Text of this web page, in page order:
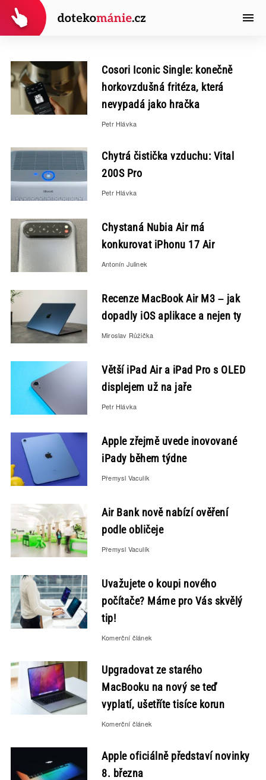
Cosori Iconic Single: konečně
horkovzdušná fritéza, která
nevypadá jako hračka
Petr Hlávka
Chytrá čistička vzduchu: Vital
200S Pro
Petr Hlávka
Chystaná Nubia Air má
konkurovat iPhonu 17 Air
Antonín Julinek
Recenze MacBook Air M3 – jak
dopadly iOS aplikace a nejen ty
Miroslav Růžička
Větší iPad Air a iPad Pro s OLED
displejem už na jaře
Petr Hlávka
Apple zřejmě uvede inovované
iPady během týdne
Přemysl Vaculík
Air Bank nově nabízí ověření
podle obličeje
Přemysl Vaculík
Uvažujete o koupi nového
počítače? Máme pro Vás skvělý
tip!
Komerční článek
Upgradovat ze starého
MacBooku na nový se teď
vyplatí, ušetříte tisíce korun
Komerční článek
Apple oficiálně představí novinky
8. března